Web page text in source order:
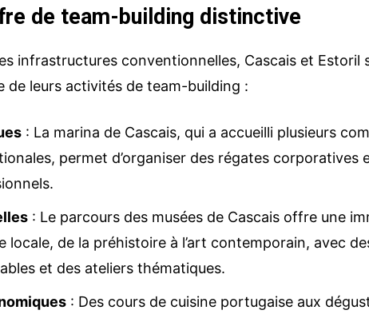
de team-building distinctive
infrastructures conventionnelles, Cascais et Estoril
de leurs activités de team-building :
: La marina de Cascais, qui a accueilli plusieurs
permet d’organiser des régates corporatives
: Le parcours des musées de Cascais offre une
locale, de la préhistoire à l’art contemporain, avec
et des ateliers thématiques.
: Des cours de cuisine portugaise aux